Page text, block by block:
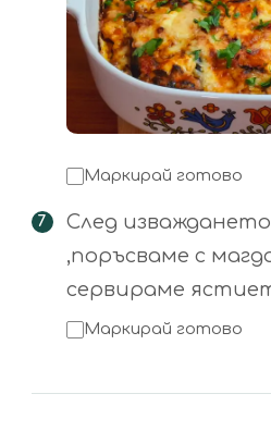
Маркирай готово
След
,поръсваме с
сервираме
Маркирай готово